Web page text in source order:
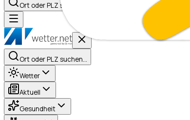
Ort oder PLZ suchen…
Ort oder PLZ suchen…
Wetter
Aktuell
Gesundheit